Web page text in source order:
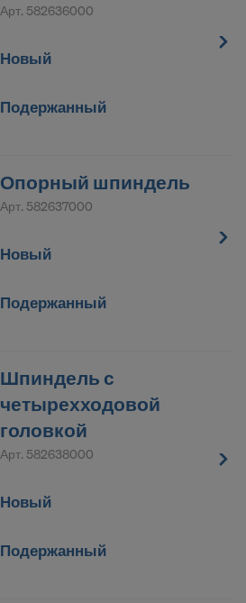
Арт. 582636000
Новый
Подержанный
Опорный шпиндель
Арт. 582637000
Новый
Подержанный
Шпиндель с
четырехходовой
головкой
Арт. 582638000
Новый
Подержанный